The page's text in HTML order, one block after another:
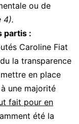
ou de
4).
partis :
Caroline Fiat
la transparence
en place
une majorité
fait pour en
été la